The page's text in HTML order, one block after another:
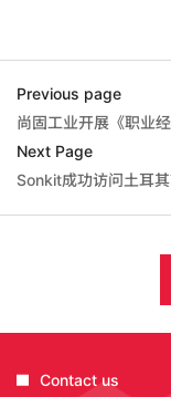
Previous page
Next Page
Sonkit成功访问土耳
Contact us